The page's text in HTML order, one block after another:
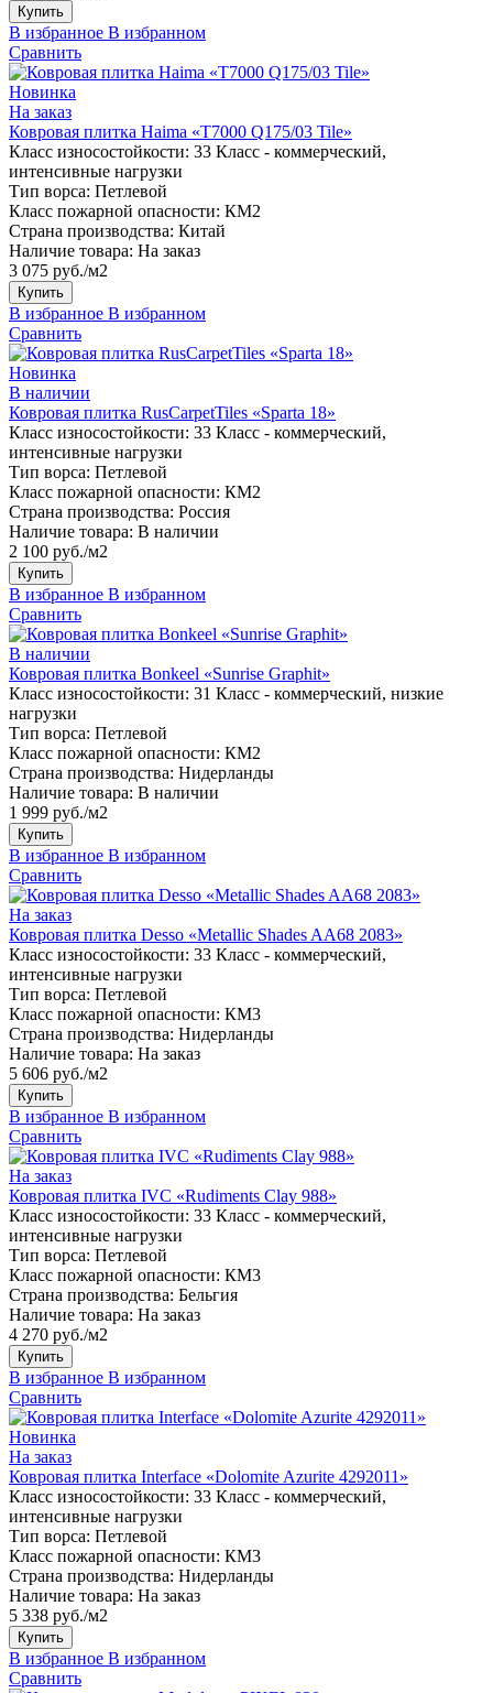
Купить
В избранное В избранном
Сравнить
Новинка
На заказ
Ковровая плитка Haima «T7000 Q175/03 Tile»
Класс износостойкости: 33 Класс - коммерческий,
интенсивные нагрузки
Тип ворса: Петлевой
Класс пожарной опасности: КМ2
Страна производства: Китай
Наличие товара: На заказ
3 075 руб./м2
Купить
В избранное В избранном
Сравнить
Новинка
В наличии
Ковровая плитка RusCarpetTiles «Sparta 18»
Класс износостойкости: 33 Класс - коммерческий,
интенсивные нагрузки
Тип ворса: Петлевой
Класс пожарной опасности: КМ2
Страна производства: Россия
Наличие товара: В наличии
2 100 руб./м2
Купить
В избранное В избранном
Сравнить
В наличии
Ковровая плитка Bonkeel «Sunrise Graphit»
Класс износостойкости: 31 Класс - коммерческий, низкие
нагрузки
Тип ворса: Петлевой
Класс пожарной опасности: КМ2
Страна производства: Нидерланды
Наличие товара: В наличии
1 999 руб./м2
Купить
В избранное В избранном
Сравнить
На заказ
Ковровая плитка Desso «Metallic Shades AA68 2083»
Класс износостойкости: 33 Класс - коммерческий,
интенсивные нагрузки
Тип ворса: Петлевой
Класс пожарной опасности: КМ3
Страна производства: Нидерланды
Наличие товара: На заказ
5 606 руб./м2
Купить
В избранное В избранном
Сравнить
На заказ
Ковровая плитка IVC «Rudiments Clay 988»
Класс износостойкости: 33 Класс - коммерческий,
интенсивные нагрузки
Тип ворса: Петлевой
Класс пожарной опасности: КМ3
Страна производства: Бельгия
Наличие товара: На заказ
4 270 руб./м2
Купить
В избранное В избранном
Сравнить
Новинка
На заказ
Ковровая плитка Interface «Dolomite Azurite 4292011»
Класс износостойкости: 33 Класс - коммерческий,
интенсивные нагрузки
Тип ворса: Петлевой
Класс пожарной опасности: КМ3
Страна производства: Нидерланды
Наличие товара: На заказ
5 338 руб./м2
Купить
В избранное В избранном
Сравнить